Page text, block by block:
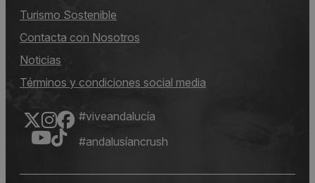
Turismo Sostenible
Contacta con Nosotros
Noticias
Términos y condiciones social media
#viveandalucía
#andalusíancrush